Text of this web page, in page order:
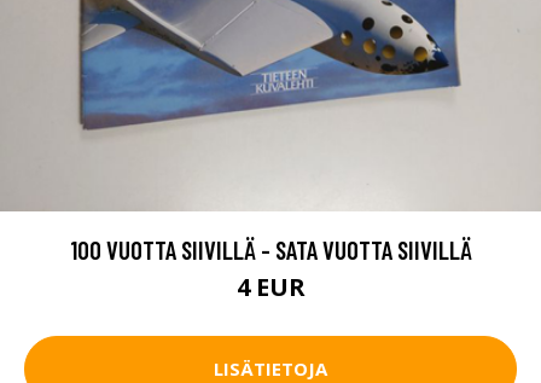
100 VUOTTA SIIVILLÄ - SATA VUOTTA SIIVILLÄ
4 EUR
LISÄTIETOJA